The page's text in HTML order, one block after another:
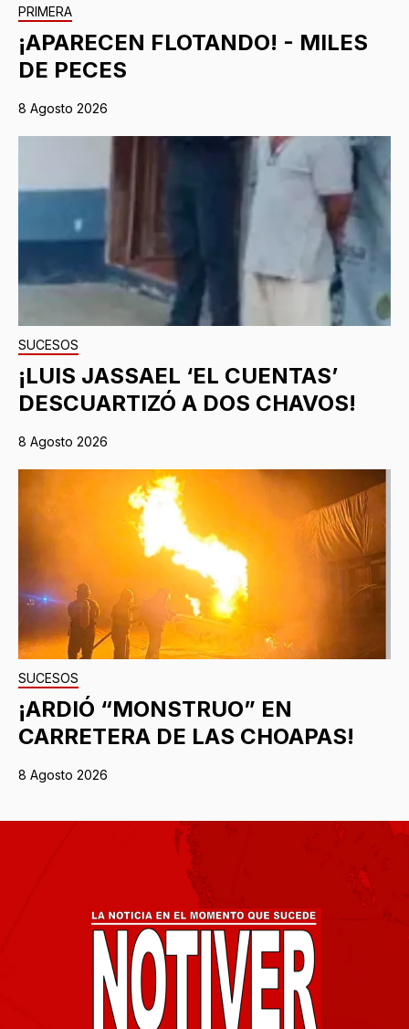
PRIMERA
¡APARECEN FLOTANDO! - MILES
DE PECES
8 Agosto 2026
SUCESOS
¡LUIS JASSAEL ‘EL CUENTAS’
DESCUARTIZÓ A DOS CHAVOS!
8 Agosto 2026
SUCESOS
¡ARDIÓ “MONSTRUO” EN
CARRETERA DE LAS CHOAPAS!
8 Agosto 2026